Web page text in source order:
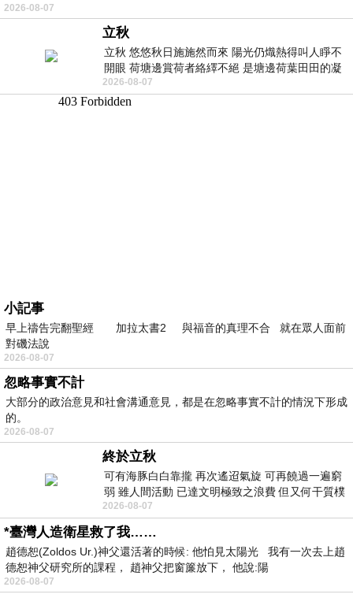
2026-08-07
立秋
立秋 悠悠秋日施施然而來 陽光仍熾熱得叫人睜不
開眼 荷塘邊賞荷者絡繹不絕 是塘邊荷葉田田的凝
望 風中飄逸的是映日荷花別樣紅
2026-08-07
小記事
早上禱告完翻聖經 加拉太書2 與福音的真理不合 就在眾人面前
對磯法說
2026-08-07
忽略事實不計
大部分的政治意見和社會溝通意見，都是在忽略事實不計的情況下形成
的。
2026-08-07
終於立秋
可有海豚白白靠攏 再次遙迢氣旋 可再饒過一遍窮
弱 雖人間活動 已達文明極致之浪費 但又何干質樸
者 只能白白陪葬
2026-08-07
*臺灣人造衛星救了我……
趙德恕(Zoldos Ur.)神父還活著的時候: 他怕見太陽光 我有一次去上趙
德恕神父研究所的課程， 趙神父把窗簾放下， 他說:陽
2026-08-07